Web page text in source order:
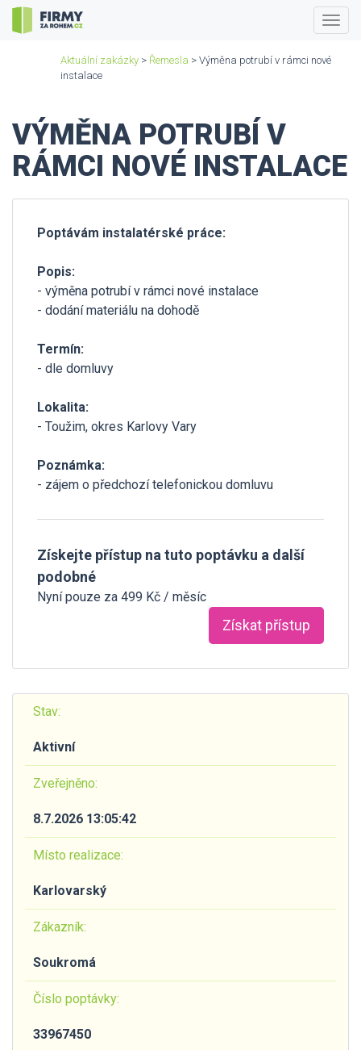
Aktuální zakázky > Řemesla > Výměna potrubí v rámci nové
instalace
VÝMĚNA POTRUBÍ V
RÁMCI NOVÉ INSTALACE
Poptávám instalatérské práce:
Popis:
- výměna potrubí v rámci nové instalace
- dodání materiálu na dohodě
Termín:
- dle domluvy
Lokalita:
- Toužim, okres Karlovy Vary
Poznámka:
- zájem o předchozí telefonickou domluvu
Získejte přístup na tuto poptávku a další
podobné
Nyní pouze za 499 Kč / měsíc
Získat přístup
Stav:
Aktivní
Zveřejněno:
8.7.2026 13:05:42
Místo realizace:
Karlovarský
Zákazník:
Soukromá
Číslo poptávky:
33967450